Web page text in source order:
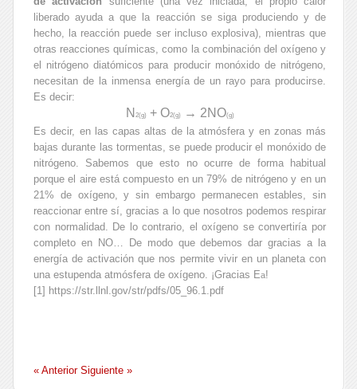
liberado ayuda a que la reacción se siga produciendo y de
hecho, la reacción puede ser incluso explosiva), mientras que
otras reacciones químicas, como la combinación del oxígeno y
el nitrógeno diatómicos para producir monóxido de nitrógeno,
necesitan de la inmensa energía de un rayo para producirse.
Es decir:
N 2(g) + O2(g) → 2NO(g)
Es decir, en las capas altas de la atmósfera y en zonas más
bajas durante las tormentas, se puede producir el monóxido de
nitrógeno. Sabemos que esto no ocurre de forma habitual
porque el aire está compuesto en un 79% de nitrógeno y en un
21% de oxígeno, y sin embargo permanecen estables, sin
reaccionar entre sí, gracias a lo que nosotros podemos respirar
con normalidad. De lo contrario, el oxígeno se convertiría por
completo en NO… De modo que debemos dar gracias a la
energía de activación que nos permite vivir en un planeta con
una estupenda atmósfera de oxígeno. ¡Gracias Ea!
[1] https://str.llnl.gov/str/pdfs/05_96.1.pdf
« Anterior Siguiente »